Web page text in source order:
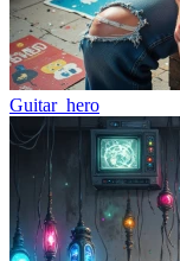
Guitar_hero